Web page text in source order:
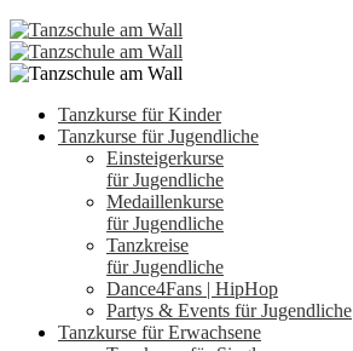
Tanzkurse für Kinder
Tanzkurse für Jugendliche
Einsteigerkurse
für Jugendliche
Medaillenkurse
für Jugendliche
Tanzkreise
für Jugendliche
Dance4Fans | HipHop
Partys & Events für Jugendliche
Tanzkurse für Erwachsene